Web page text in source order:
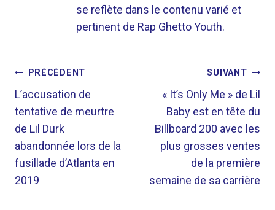
se reflète dans le contenu varié et
pertinent de Rap Ghetto Youth.
NAVIGATION
DE
L’ARTICLE
PRÉCÉDENT
L’accusation de
tentative de meurtre
de Lil Durk
abandonnée lors de la
fusillade d’Atlanta en
2019
SUIVANT
« It’s Only Me » de Lil
Baby est en tête du
Billboard 200 avec les
plus grosses ventes
de la première
semaine de sa carrière